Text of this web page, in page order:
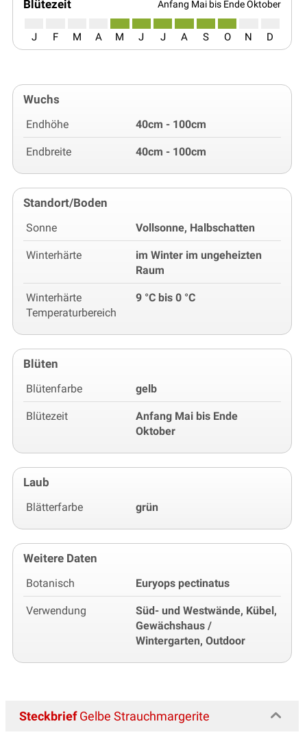
Blütezeit Anfang Mai bis Ende Oktober
J F M A M J J A S O N D
Wuchs
Endhöhe 40cm - 100cm
Endbreite 40cm - 100cm
Standort/Boden
Sonne Vollsonne, Halbschatten
Winterhärte
im Winter im ungeheizten
Raum
Winterhärte
Temperaturbereich
9 °C bis 0 °C
Blüten
Blütenfarbe gelb
Blütezeit
Anfang Mai bis Ende
Oktober
Laub
Blätterfarbe grün
Weitere Daten
Botanisch Euryops pectinatus
Verwendung
Süd- und Westwände, Kübel,
Gewächshaus /
Wintergarten, Outdoor
SteckbriefGelbe Strauchmargerite